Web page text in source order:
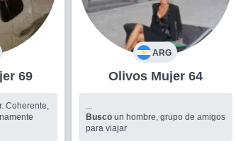
Mujer 69
Coherente,
ARG
Olivos Mujer 64
...
Busco un hombre, grupo de amigos
para viajar